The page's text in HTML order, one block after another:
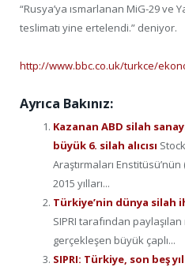
“Rusya’ya ısmarlanan MiG-29 ve
teslimatı yine ertelendi.” deniyor.
http://www.bbc.co.uk/turkce/
Ayrıca Bakınız:
Kazanan ABD silah
büyük 6. silah alıcısı
Araştırmaları
2015 yılları...
Türkiye’nin dünya silah
SIPRI tarafından
gerçekleşen büyük çaplı...
SIPRI: Türkiye, son beş